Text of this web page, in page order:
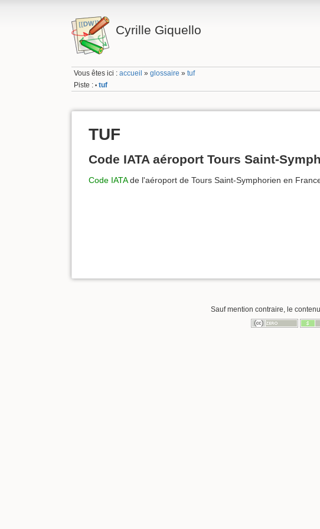
Cyrille Giquello
Vous êtes ici :accueil »glossaire »tuf
Piste : • tuf
TUF
Code IATA aéroport Tours Saint-
Code IATAde l'aéroport de Tours Saint-Symphorien en
Sauf mention contraire, le